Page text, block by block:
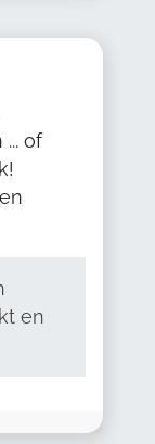
of
en